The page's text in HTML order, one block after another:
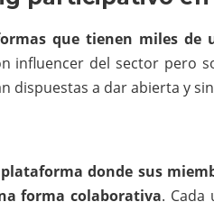
que tienen miles de
influencer del sector pero
dispuestas a dar abierta y
donde sus
forma colaborativa. Cada